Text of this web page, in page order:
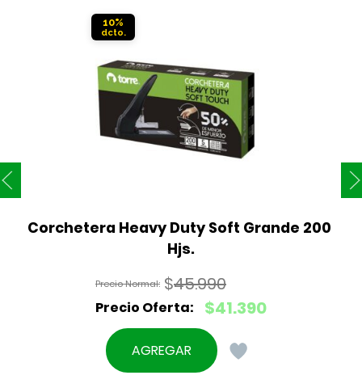
10%
Corchetera Heavy Duty Soft Grande 200
Hjs.
$45.990
El
precio
original
$41.390
El
precio
actual
AGREGAR